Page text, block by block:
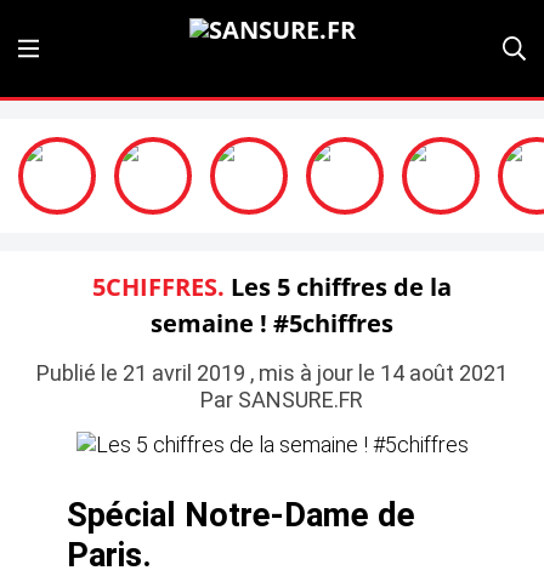
5CHIFFRES. Les 5 chiffres de la
semaine ! #5chiffres
Publié le 21 avril 2019 , mis à jour le 14 août 2021
Par SANSURE.FR
Spécial Notre-Dame de
Paris.